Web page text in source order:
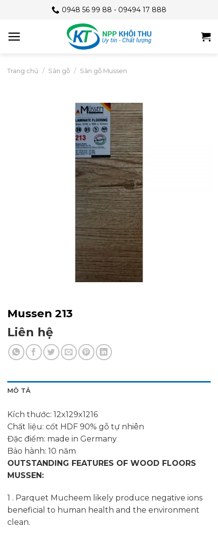
content
0948 56 99 88 - 09494 17 888
Trang chủ / Sàn gỗ / Sàn gỗ Mussen
Mussen 213
Liên hệ
MÔ TẢ
Kích thước: 12x129x1216
Chất liệu: cốt HDF 90% gỗ tự nhiên
Đặc điểm: made in Germany
Bảo hành: 10 năm
OUTSTANDING FEATURES OF WOOD FLOORS
MUSSEN:
1 . Parquet Mucheem likely produce negative ions
beneficial to human health and the environment
clean.